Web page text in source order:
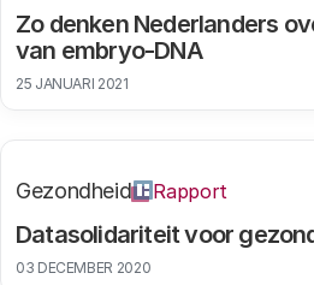
Zo denken Nederlanders
van embryo-DNA
25 JANUARI 2021
Datasolidariteit voor
Gezondheid Rapport
03 DECEMBER 2020